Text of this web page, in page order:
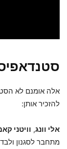
אלה אומנם לא
להזכיר אותן:
אלי וונג, וויטני
מתחבר לסגנון